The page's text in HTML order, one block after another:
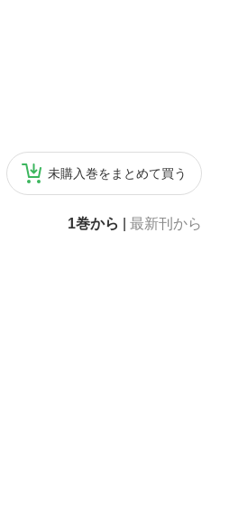
未購入巻をまとめて買う
1巻から 最新刊から